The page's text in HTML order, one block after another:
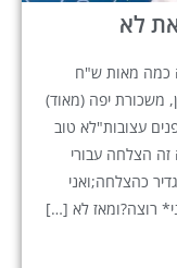
ואת לא
כמה מאות ש"ח
משכורת יפה (מאוד)
עצובות"לא טוב
הצלחה עבורי
כהצלחה;ואני
רוצה?ומאז לא […]